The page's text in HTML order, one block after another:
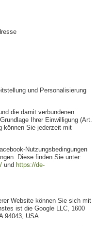
und Personalisierung
die damit verbundenen
Ihrer Einwilligung (Art.
können Sie jederzeit mit
Nutzungsbedingungen
Diese finden Sie unter:
und https://de-
Website können Sie sich mit
ist die Google LLC, 1600
94043, USA.